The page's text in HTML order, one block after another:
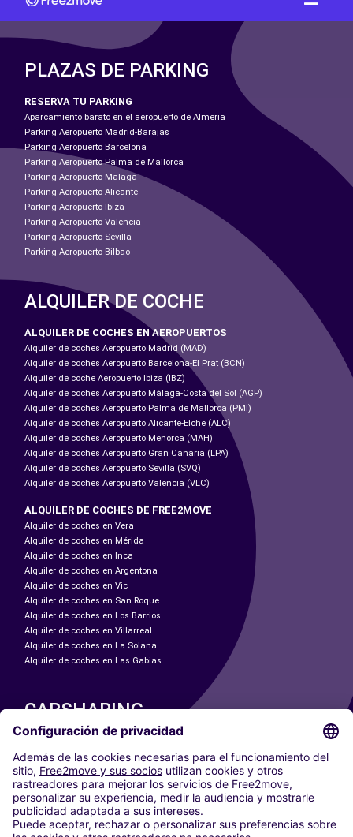
PLAZAS DE PARKING
RESERVA TU PARKING
Aparcamiento barato en el aeropuerto de Almeria
Parking Aeropuerto Madrid-Barajas
Parking Aeropuerto Barcelona
Parking Aeropuerto Palma de Mallorca
Parking Aeropuerto Malaga
Parking Aeropuerto Alicante
Parking Aeropuerto Ibiza
Parking Aeropuerto Valencia
Parking Aeropuerto Sevilla
Parking Aeropuerto Bilbao
ALQUILER DE COCHE
ALQUILER DE COCHES EN AEROPUERTOS
Alquiler de coches Aeropuerto Madrid (MAD)
Alquiler de coches Aeropuerto Barcelona-El Prat (BCN)
Alquiler de coche Aeropuerto Ibiza (IBZ)
Alquiler de coches Aeropuerto Málaga-Costa del Sol (AGP)
Alquiler de coches Aeropuerto Palma de Mallorca (PMI)
Alquiler de coches Aeropuerto Alicante-Elche (ALC)
Alquiler de coches Aeropuerto Menorca (MAH)
Alquiler de coches Aeropuerto Gran Canaria (LPA)
Alquiler de coches Aeropuerto Sevilla (SVQ)
Alquiler de coches Aeropuerto Valencia (VLC)
ALQUILER DE COCHES DE FREE2MOVE
Alquiler de coches en Vera
Alquiler de coches en Mérida
Alquiler de coches en Inca
Alquiler de coches en Argentona
Alquiler de coches en Vic
Alquiler de coches en San Roque
Alquiler de coches en Los Barrios
Alquiler de coches en Villarreal
Alquiler de coches en La Solana
Alquiler de coches en Las Gabias
CARSHARING
NUESTRAS CIUDADES
Paris
Madrid
Washington DC
Milán
Roma
Turín